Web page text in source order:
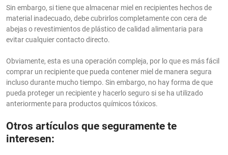
Sin embargo, si tiene que almacenar miel en recipientes hechos de
material inadecuado, debe cubrirlos completamente con cera de
abejas o revestimientos de plástico de calidad alimentaria para
evitar cualquier contacto directo.
Obviamente, esta es una operación compleja, por lo que es más fácil
comprar un recipiente que pueda contener miel de manera segura
incluso durante mucho tiempo. Sin embargo, no hay forma de que
pueda proteger un recipiente y hacerlo seguro si se ha utilizado
anteriormente para productos químicos tóxicos.
Otros artículos que seguramente te
interesen: